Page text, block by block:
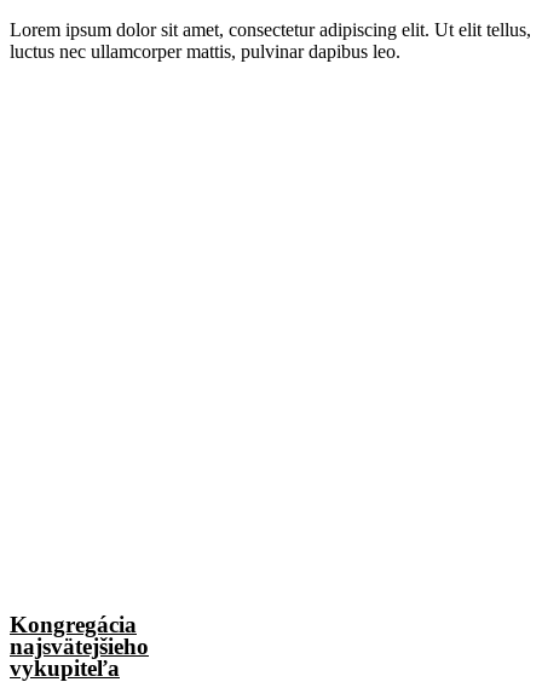
Lorem ipsum dolor sit amet, consectetur adipiscing elit. Ut elit tellus,
luctus nec ullamcorper mattis, pulvinar dapibus leo.
Kongregácia
najsvätejšieho
vykupiteľa